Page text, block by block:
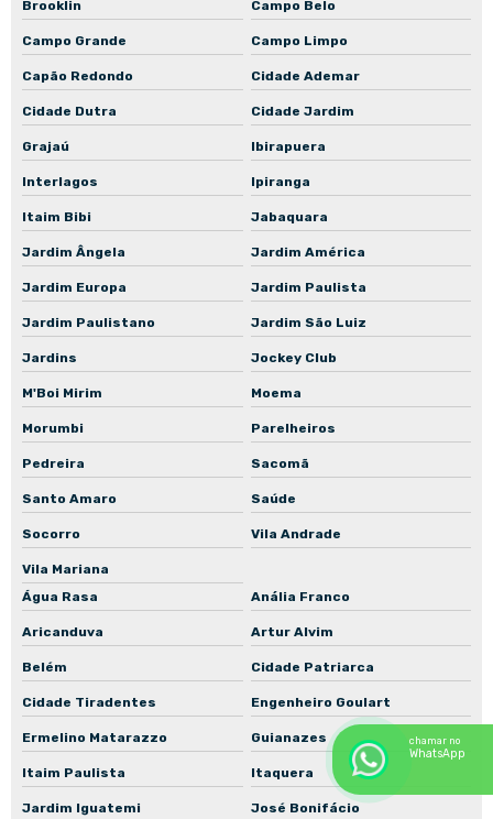
Manutenção preventiva de bomba normalizada
Empresa de manutenção de bomba centrífuga
Empresa de manutenção de bomba submersa
Empresa de manutenção de bomba submersível
Empresa de manutenção de bomba de recalque
Empresa de manutenção de bomba de engrenagem
Empresa de manutenção de bomba de incêndio
Oficina de rebobinamento de motores elétricos
Manutenção de bombas d'água
Manutenção de bombas hidráulicas em São Paulo
Manutenção de motores WEG
Rebobinamento de motores em São Paulo
Rebobinamento de motores industriais
Recuperação de bombas centrífugas industriais
Recuperação de motores elétricos industriais
Reforma de motores elétricos industriais
Reparo de bombas industriais
Brooklin Campo Belo
Campo Grande Campo Limpo
Capão Redondo Cidade Ademar
Cidade Dutra Cidade Jardim
Grajaú Ibirapuera
Interlagos Ipiranga
Itaim Bibi Jabaquara
Jardim Ângela Jardim América
Jardim Europa Jardim Paulista
Jardim Paulistano Jardim São Luiz
Jardins Jockey Club
M'Boi Mirim Moema
Morumbi Parelheiros
Pedreira Sacomã
Santo Amaro Saúde
Socorro Vila Andrade
Vila Mariana
Água Rasa
Anália Franco
Aricanduva Artur Alvim
Belém Cidade Patriarca
Cidade Tiradentes Engenheiro Goulart
Ermelino Matarazzo Guianazes
Itaim Paulista Itaquera
Jardim Iguatemi José Bonifácio
chamar no
WhatsApp